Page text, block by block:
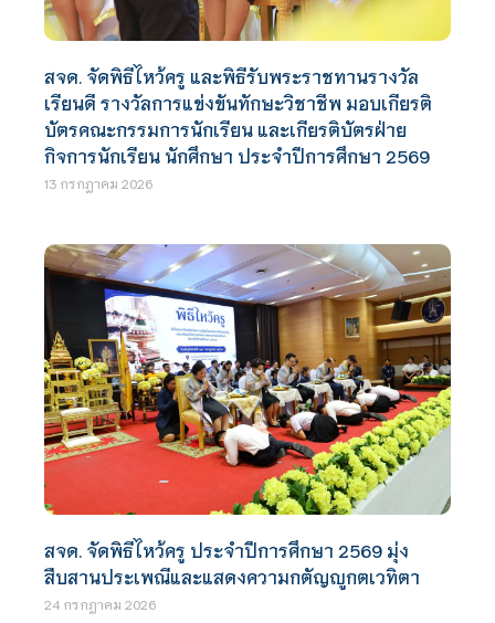
สจด. จัดพิธีไหว้ครู และพิธีรับพระราชทานรางวัล
เรียนดี รางวัลการแข่งขันทักษะวิชาชีพ มอบเกียรติ
บัตรคณะกรรมการนักเรียน และเกียรติบัตรฝ่าย
กิจการนักเรียน นักศึกษา ประจำปีการศึกษา 2569
13 กรกฎาคม 2026
สจด. จัดพิธีไหว้ครู ประจำปีการศึกษา 2569 มุ่ง
สืบสานประเพณีและแสดงความกตัญญูกตเวทิตา
24 กรกฎาคม 2026